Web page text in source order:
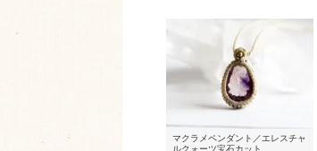
マクラメペンダント／エレスチャ
ルクォーツ宝石カット